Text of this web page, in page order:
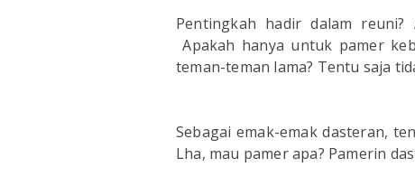
Pentingkah hadir dalam
Apakah hanya untuk pamer
teman-teman lama? Tentu saja
Sebagai emak-emak dasteran,
Lha, mau pamer apa? Pamerin